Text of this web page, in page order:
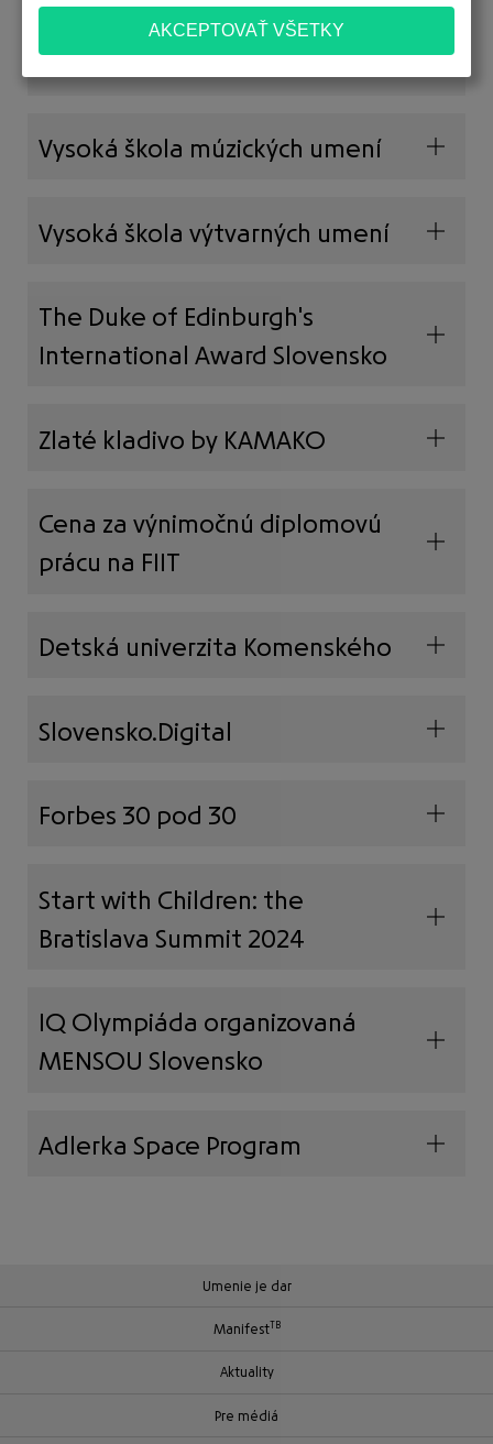
Rozmanita
Vysoká škola múzických umení
Vysoká škola výtvarných umení
The Duke of Edinburgh's
International Award Slovensko
Zlaté kladivo by KAMAKO
Cena za výnimočnú diplomovú
prácu na FIIT
Detská univerzita Komenského
Slovensko.Digital
Forbes 30 pod 30
Start with Children: the
Bratislava Summit 2024
IQ Olympiáda organizovaná
MENSOU Slovensko
Adlerka Space Program
Umenie je dar
ManifestTB
Aktuality
Pre médiá